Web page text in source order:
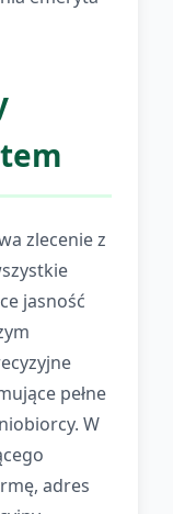
zlecenie z
jasność
pełne
W
adres